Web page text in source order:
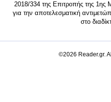
2018/334 της Επιτροπής της 1ης
για την αποτελεσματική
στο
©2026 Reader.gr.